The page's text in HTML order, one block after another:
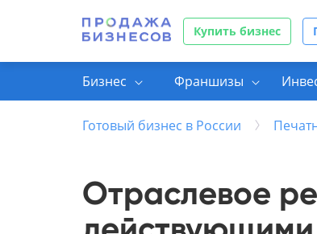
Купить бизнес
Бизнес Франшизы
Готовый бизнес в России
Отраслевое